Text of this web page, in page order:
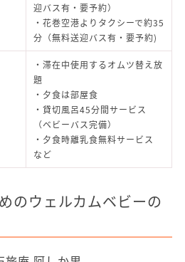
迎バス有・要予約）
・花巻空港よりタクシーで約35
分（無料送迎バス有・要予約)
・滞在中使用するオムツ替え放
題
・夕食は部屋食
・貸切風呂45分間サービス
（ベビーバス完備）
・夕食時離乳食無料サービス
など
のウェルカムベビーの